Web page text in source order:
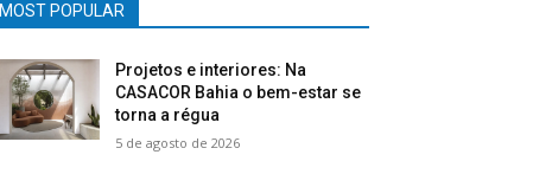
MOST POPULAR
Projetos e interiores: Na
CASACOR Bahia o bem-estar se
torna a régua
5 de agosto de 2026